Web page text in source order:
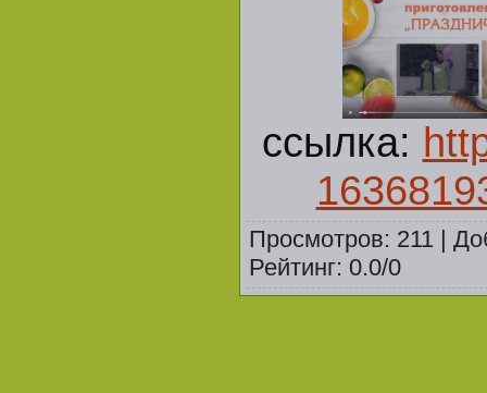
ссылка:
Просмотров: 211 |
Рейтинг: 0.0/0